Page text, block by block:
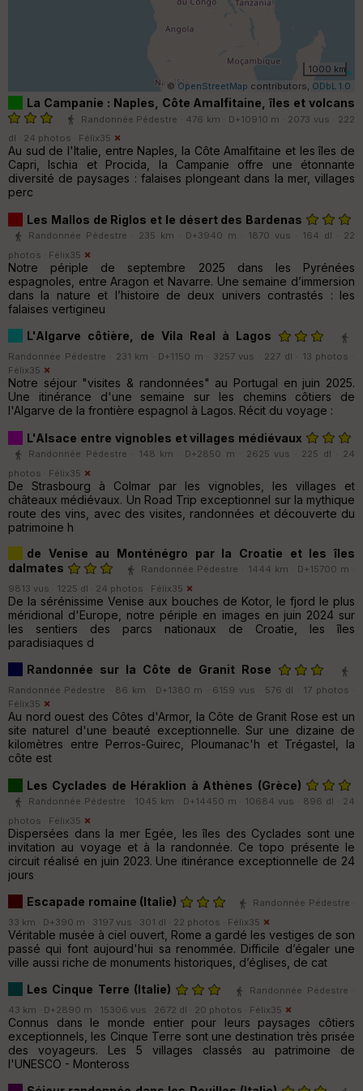
1000 km
© OpenStreetMap contributors, ODbL 1.0
La Campanie : Naples, Côte Amalfitaine, îles et volcans
Randonnée Pédestre · 476 km · D+10910 m · 2073 vus · 222
dl · 24 photos · Félix35
Au sud de l'Italie, entre Naples, la Côte Amalfitaine et les îles de
Capri, Ischia et Procida, la Campanie offre une étonnante
diversité de paysages : falaises plongeant dans la mer, villages
perc
Les Mallos de Riglos et le désert des Bardenas
Randonnée Pédestre · 235 km · D+3940 m · 1870 vus · 164 dl · 22
photos · Félix35
Notre périple de septembre 2025 dans les Pyrénées
espagnoles, entre Aragon et Navarre. Une semaine d’immersion
dans la nature et l’histoire de deux univers contrastés : les
falaises vertigineu
L'Algarve côtière, de Vila Real à Lagos
Randonnée Pédestre · 231 km · D+1150 m · 3257 vus · 227 dl · 13 photos ·
Félix35
Notre séjour "visites & randonnées" au Portugal en juin 2025.
Une itinérance d'une semaine sur les chemins côtiers de
l'Algarve de la frontière espagnol à Lagos. Récit du voyage :
L'Alsace entre vignobles et villages médiévaux
Randonnée Pédestre · 148 km · D+2850 m · 2625 vus · 225 dl · 24
photos · Félix35
De Strasbourg à Colmar par les vignobles, les villages et
châteaux médiévaux. Un Road Trip exceptionnel sur la mythique
route des vins, avec des visites, randonnées et découverte du
patrimoine h
de Venise au Monténégro par la Croatie et les îles
dalmates
Randonnée Pédestre · 1444 km · D+15700 m ·
9813 vus · 1225 dl · 24 photos · Félix35
De la sérénissime Venise aux bouches de Kotor, le fjord le plus
méridional d'Europe, notre périple en images en juin 2024 sur
les sentiers des parcs nationaux de Croatie, les îles
paradisiaques d
Randonnée sur la Côte de Granit Rose
Randonnée Pédestre · 86 km · D+1380 m · 6159 vus · 576 dl · 17 photos ·
Félix35
Au nord ouest des Côtes d'Armor, la Côte de Granit Rose est un
site naturel d'une beauté exceptionnelle. Sur une dizaine de
kilomètres entre Perros-Guirec, Ploumanac'h et Trégastel, la
côte est
Les Cyclades de Héraklion à Athènes (Grèce)
Randonnée Pédestre · 1045 km · D+14450 m · 10684 vus · 896 dl · 24
photos · Félix35
Dispersées dans la mer Egée, les îles des Cyclades sont une
invitation au voyage et à la randonnée. Ce topo présente le
circuit réalisé en juin 2023. Une itinérance exceptionnelle de 24
jours
Escapade romaine (Italie)
Randonnée Pédestre ·
33 km · D+390 m · 3197 vus · 301 dl · 22 photos · Félix35
Véritable musée à ciel ouvert, Rome a gardé les vestiges de son
passé qui font aujourd'hui sa renommée. Difficile d’égaler une
ville aussi riche de monuments historiques, d’églises, de cat
Les Cinque Terre (Italie)
Randonnée Pédestre ·
43 km · D+2890 m · 15306 vus · 2672 dl · 20 photos · Félix35
Connus dans le monde entier pour leurs paysages côtiers
exceptionnels, les Cinque Terre sont une destination très prisée
des voyageurs. Les 5 villages classés au patrimoine de
l'UNESCO - Monteross